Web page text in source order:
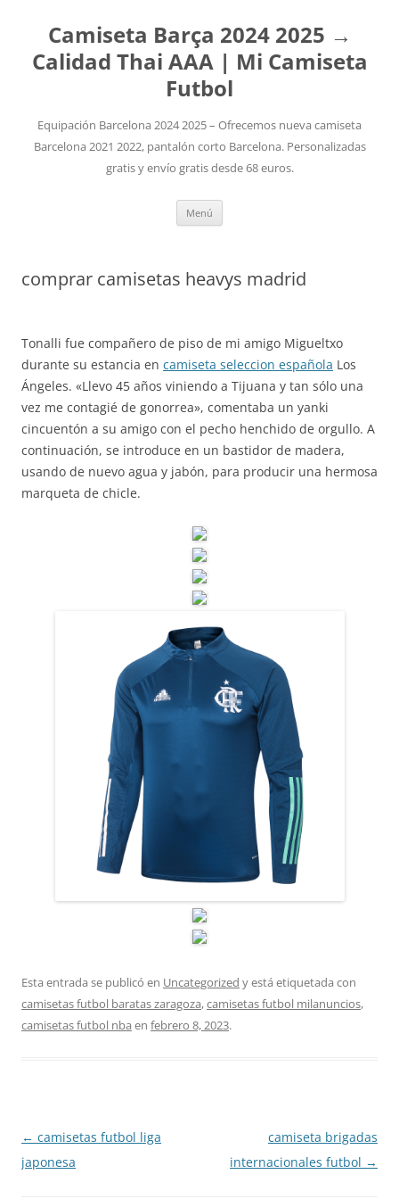
Camiseta Barça 2024 2025 →
Calidad Thai AAA | Mi Camiseta
Futbol
Equipación Barcelona 2024 2025 – Ofrecemos nueva camiseta
Barcelona 2021 2022, pantalón corto Barcelona. Personalizadas
gratis y envío gratis desde 68 euros.
Menú
comprar camisetas heavys madrid
Tonalli fue compañero de piso de mi amigo Migueltxo
durante su estancia en camiseta seleccion española Los
Ángeles. «Llevo 45 años viniendo a Tijuana y tan sólo una
vez me contagié de gonorrea», comentaba un yanki
cincuentón a su amigo con el pecho henchido de orgullo. A
continuación, se introduce en un bastidor de madera,
usando de nuevo agua y jabón, para producir una hermosa
marqueta de chicle.
Esta entrada se publicó en Uncategorized y está etiquetada con
camisetas futbol baratas zaragoza,camisetas futbol milanuncios,
camisetas futbol nba en febrero 8, 2023.
Navegación
de
← camisetas futbol liga
japonesa
camiseta brigadas
internacionales futbol →